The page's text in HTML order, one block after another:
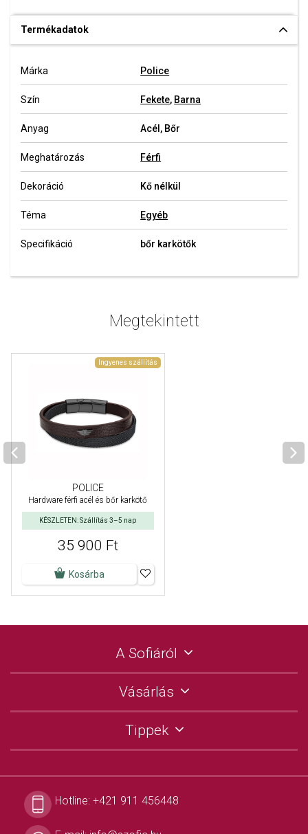
Termékadatok
Márka Police
Szín Fekete, Barna
Anyag Acél, Bőr
Meghatározás Férfi
Dekoráció Kő nélkül
Téma Egyéb
Specifikáció bőr karkötők
Megtekintett
Ingyenes szállítás
POLICE
Hardware férfi acél és bőr karkötő
KÉSZLETEN: Szállítás 3–5 nap
35 900 Ft
Kosárba
A Sofiáról
Vásárlás
Tippek
Hotline: +421 911 456448